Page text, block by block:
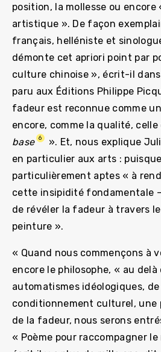
position, la mollesse ou encore
artistique ». De façon
français, helléniste et
démonte cet apriori point par
culture chinoise », écrit-il dans
paru aux Éditions Philippe
fadeur est reconnue comme
encore, comme la qualité, celle
base 6
». Et, nous explique
en particulier aux arts :
particulièrement aptes « à
cette insipidité fondamentale
de révéler la fadeur à travers
peinture ».
« Quand nous commençons à
encore le philosophe, « au delà
automatismes idéologiques,
conditionnement culturel, une
de la fadeur, nous serons
« Poème pour raccompagner le